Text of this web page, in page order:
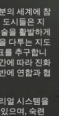
의 세계에 참
시들은 지
을 활발하게
다투는 지도
를 추구합니
에 따라 진화
에 연합과 협
얼 시스템을
으며, 숙련